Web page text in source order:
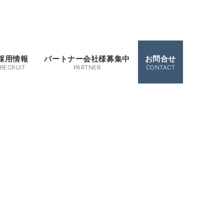
用情報
RECRUIT
パートナー会社様募集中
PARTNER
お問合せ
CONTACT